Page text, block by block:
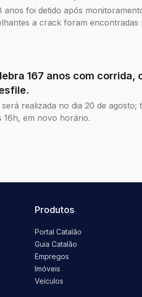
anos foi detido após
a crack foram encontradas
167 anos com corrida,
realizada no dia 20 de agosto;
16h, em novo horário.
Produtos
Portal Catalão
Guia Catalão
Empregos
Imóveis
Veículos